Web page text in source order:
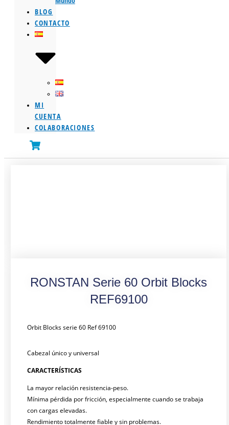
BLOG
CONTACTO
MI
CUENTA
COLABORACIONES
RONSTAN Serie 60 Orbit Blocks
REF69100
Orbit Blocks serie 60 Ref 69100
Cabezal único y universal
CARACTERÍSTICAS
La mayor relación resistencia-peso.
Mínima pérdida por fricción, especialmente cuando se trabaja
con cargas elevadas.
Rendimiento totalmente fiable y sin problemas.